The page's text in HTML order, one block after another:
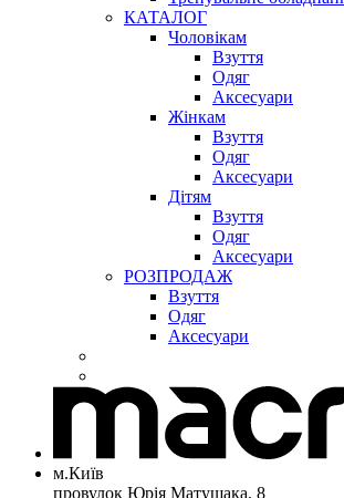
КАТАЛОГ
Чоловікам
Взуття
Одяг
Аксесуари
Жінкам
Взуття
Одяг
Аксесуари
Дітям
Взуття
Одяг
Аксесуари
РОЗПРОДАЖ
Взуття
Одяг
Аксесуари
м.Київ
провулок Юрія Матущака, 8